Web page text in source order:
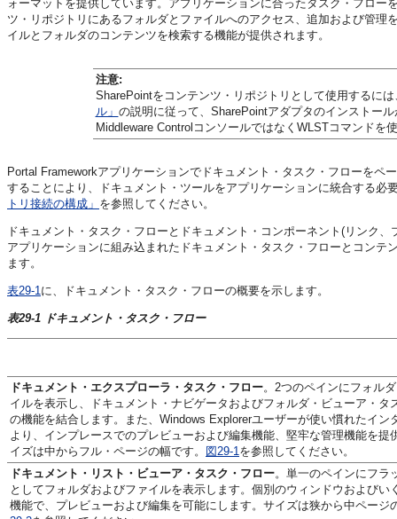
ォーマットを提供しています。アプリケーションに合ったタスク・フロ
ツ・リポジトリにあるフォルダとファイルへのアクセス、追加および管
イルとフォルダのコンテンツを検索する機能が提供されます。
注意:
SharePointをコンテンツ・リポジトリとして使用するには
ル」 の説明に従って、SharePointアダプタのインストー
Middleware ControlコンソールではなくWLSTコマンドを
Portal Frameworkアプリケーションでドキュメント・タスク・フローを
することにより、ドキュメント・ツールをアプリケーションに統合する必
トリ接続の構成」 を参照してください。
ドキュメント・タスク・フローとドキュメント・コンポーネント(リンク
アプリケーションに組み込まれたドキュメント・タスク・フローとコン
ます。
表29-1に、ドキュメント・タスク・フローの概要を示します。
表29-1 ドキュメント・タスク・フロー
ドキュメント・エクスプローラ・タスク・フロー。2つのペインにフォル
イルを表示し、ドキュメント・ナビゲータおよびフォルダ・ビューア・タ
の機能を結合します。また、Windows Explorerユーザーが使い慣れたイン
より、インプレースでのプレビューおよび編集機能、堅牢な管理機能を提
イズは中からフル・ページの幅です。
図29-1を参照してください。
ドキュメント・リスト・ビューア・タスク・フロー。単一のペインにフラ
としてフォルダおよびファイルを表示します。個別のウィンドウおよびい
機能で、プレビューおよび編集を可能にします。サイズは狭から中ページ